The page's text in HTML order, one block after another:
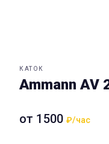
КАТОК
Ammann AV
от 1500₽/час